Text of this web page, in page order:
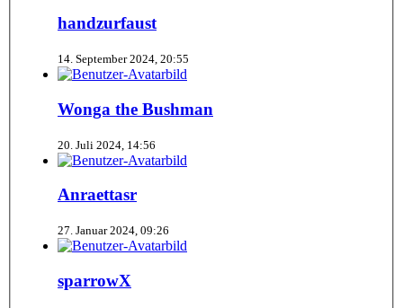
handzurfaust
14. September 2024, 20:55
Wonga the Bushman
20. Juli 2024, 14:56
Anraettasr
27. Januar 2024, 09:26
sparrowX